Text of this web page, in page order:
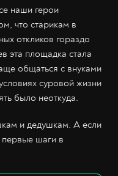
наши герои
что старикам в
откликов гораздо
эта площадка стала
общаться с внуками
суровой жизни
было неоткуда.
и дедушкам. А если
первые шаги в